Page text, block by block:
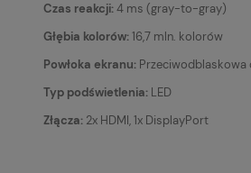
Czas reakcji:4 ms (gray-to-gray)
Głębia kolorów:16,7 mln. kolorów
Powłoka ekranu: Przeciwodblaskowa
Typ podświetlenia: LED
Złącza: 2x HDMI, 1x DisplayPort